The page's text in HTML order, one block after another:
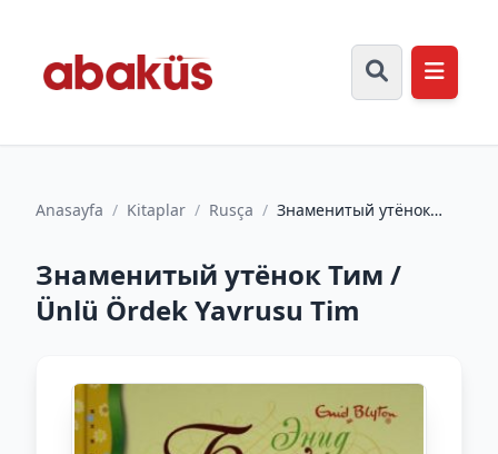
Anasayfa / Kitaplar / Rusça / Знаменитый утёнок
Знаменитый утёнок Тим /
Ünlü Ördek Yavrusu Tim